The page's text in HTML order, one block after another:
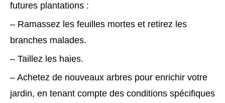
futures plantations :
– Ramassez les feuilles mortes et retirez les
branches malades.
– Taillez les haies.
– Achetez de nouveaux arbres pour enrichir votre
jardin, en tenant compte des conditions spécifiques